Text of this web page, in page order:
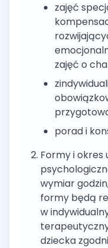
zajęć
zajęć o
porad i
Formy i okres
wymiar
formy będą
w
dziecka